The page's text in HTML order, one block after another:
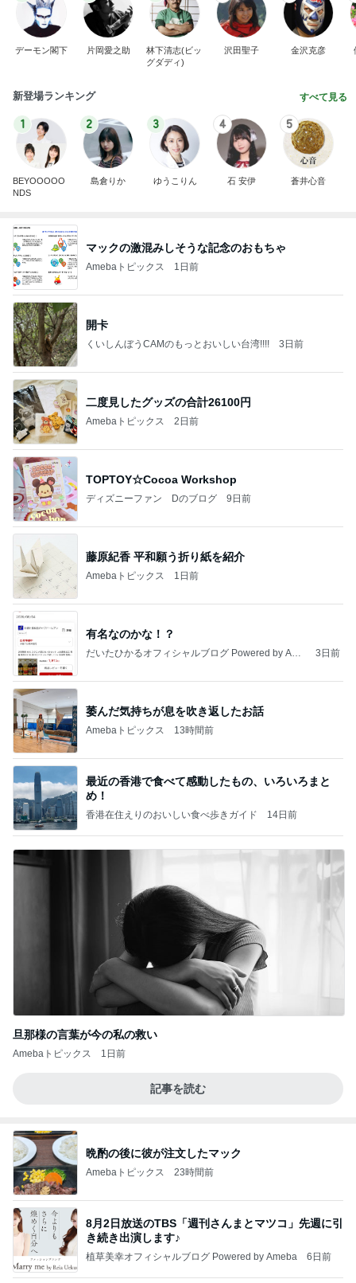
デーモン閣下 片岡愛之助
林下清志(ビッ
グダディ)
沢田聖子 金沢克彦
新登場ランキング すべて見る
1
BEYOOOOO
NDS
2
島倉りか
3
ゆうこりん
4
石 安伊
5
蒼井心音
マックの激混みしそうな記念のおもちゃ
Amebaトピックス 1日前
開卡
くいしんぼうCAMのもっとおいしい台湾!!!! 3日前
二度見したグッズの合計26100円
Amebaトピックス 2日前
TOPTOY☆Cocoa Workshop
ディズニーファン Dのブログ 9日前
藤原紀香 平和願う折り紙を紹介
Amebaトピックス 1日前
有名なのかな！？
だいたひかるオフィシャルブログ Powered by Ame
3日前
萎んだ気持ちが息を吹き返したお話
Amebaトピックス 13時間前
最近の香港で食べて感動したもの、いろいろまと
め！
香港在住えりのおいしい食べ歩きガイド 14日前
旦那様の言葉が今の私の救い
Amebaトピックス 1日前
記事を読む
晩酌の後に彼が注文したマック
Amebaトピックス 23時間前
8月2日放送のTBS「週刊さんまとマツコ」先週に引
き続き出演します♪
植草美幸オフィシャルブログ Powered by Ameba 6日前